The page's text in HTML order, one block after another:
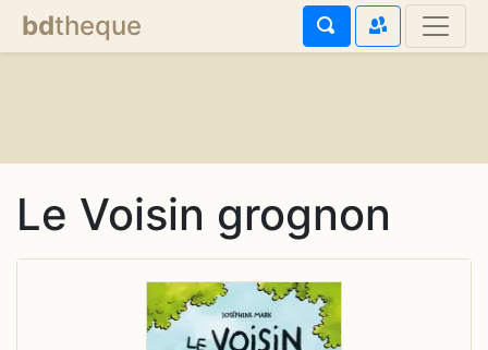
bdtheque
Le Voisin grognon